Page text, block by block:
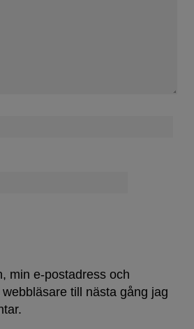
min e-postadress och
till nästa gång jag